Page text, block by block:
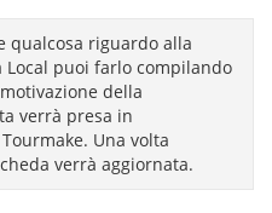
qualcosa riguardo alla
puoi farlo compilando
della
verrà presa in
Una volta
verrà aggiornata.